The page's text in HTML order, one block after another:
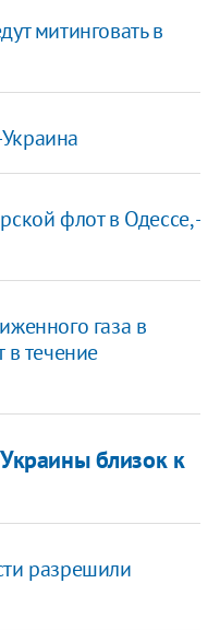
митинговать в
флот в Одессе, -
газа в
в течение
близок к
разрешили